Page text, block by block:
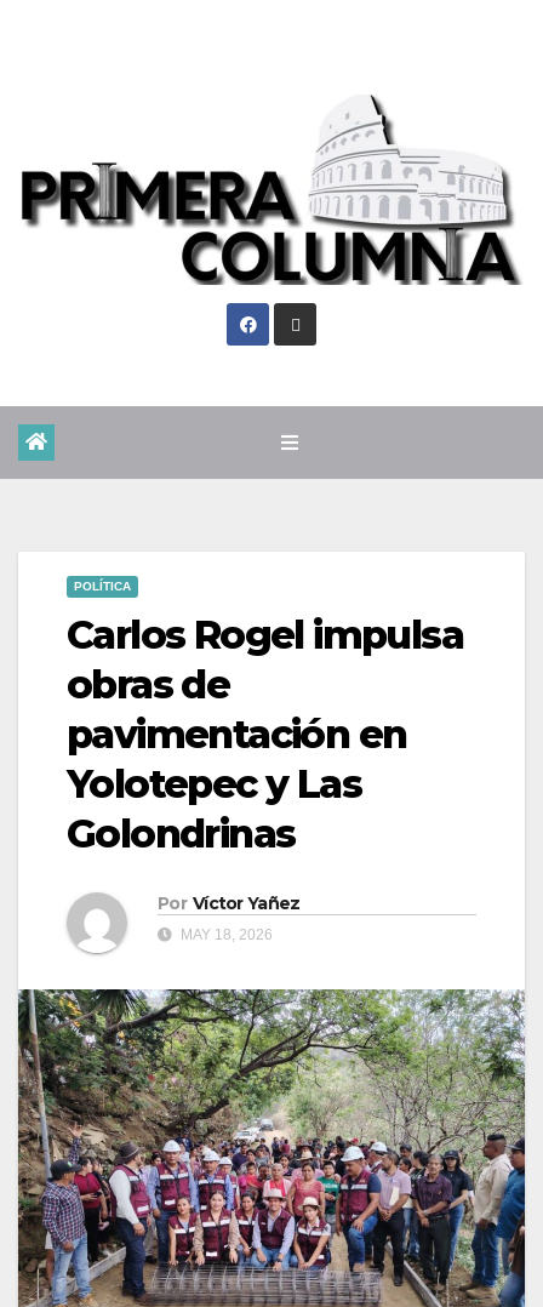
POLÍTICA
Carlos Rogel impulsa
obras de
pavimentación en
Yolotepec y Las
Golondrinas
Por Víctor Yañez
MAY 18, 2026